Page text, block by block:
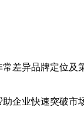
差异品牌定位及
企业快速突破市